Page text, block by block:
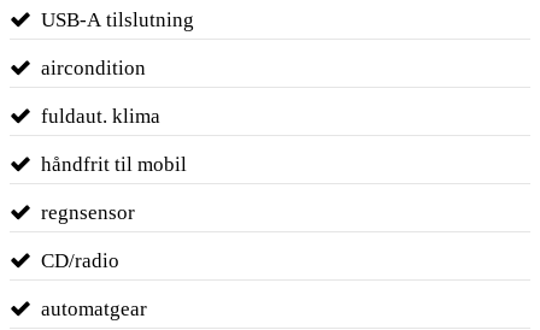
USB-A tilslutning
aircondition
fuldaut. klima
håndfrit til mobil
regnsensor
CD/radio
automatgear